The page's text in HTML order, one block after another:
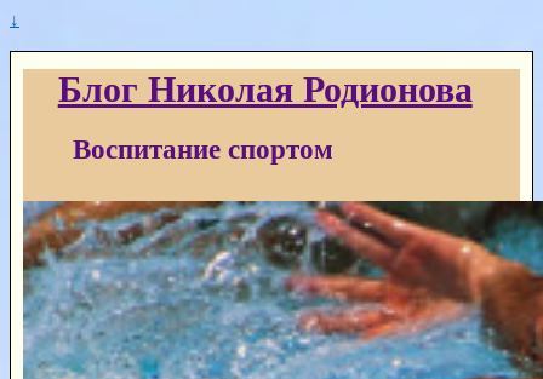
↓
Блог Николая Родионова
Воспитание спортом